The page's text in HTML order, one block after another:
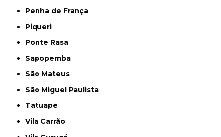
Penha de França
Piqueri
Ponte Rasa
Sapopemba
São Mateus
São Miguel Paulista
Tatuapé
Vila Carrão